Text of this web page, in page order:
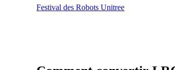
Festival des Robots Unitree